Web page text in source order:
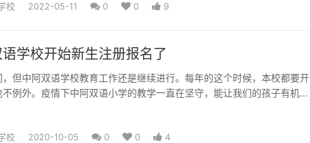
校 2022-05-11 0 0 9
学校开始新生注册报名了
但中阿双语学校教育工作还是继续进行。每年的这个时候，本校都要开
例外。疫情下中阿双语小学的教学一直在坚守，能让我们的孩子有机会
校 2020-10-05 0 0 4